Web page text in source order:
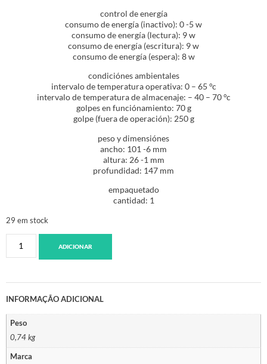
control de energía
consumo de energía (inactivo): 0 -5 w
consumo de energía (lectura): 9 w
consumo de energía (escritura): 9 w
consumo de energía (espera): 8 w
condiciónes ambientales
intervalo de temperatura operativa: 0 – 65 °c
intervalo de temperatura de almacenaje: – 40 – 70 °c
golpes en funciónamiento: 70 g
golpe (fuera de operación): 250 g
peso y dimensiónes
ancho: 101 -6 mm
altura: 26 -1 mm
profundidad: 147 mm
empaquetado
cantidad: 1
29 em stock
ADICIONAR
INFORMAÇÃO ADICIONAL
Peso
0,74 kg
Marca